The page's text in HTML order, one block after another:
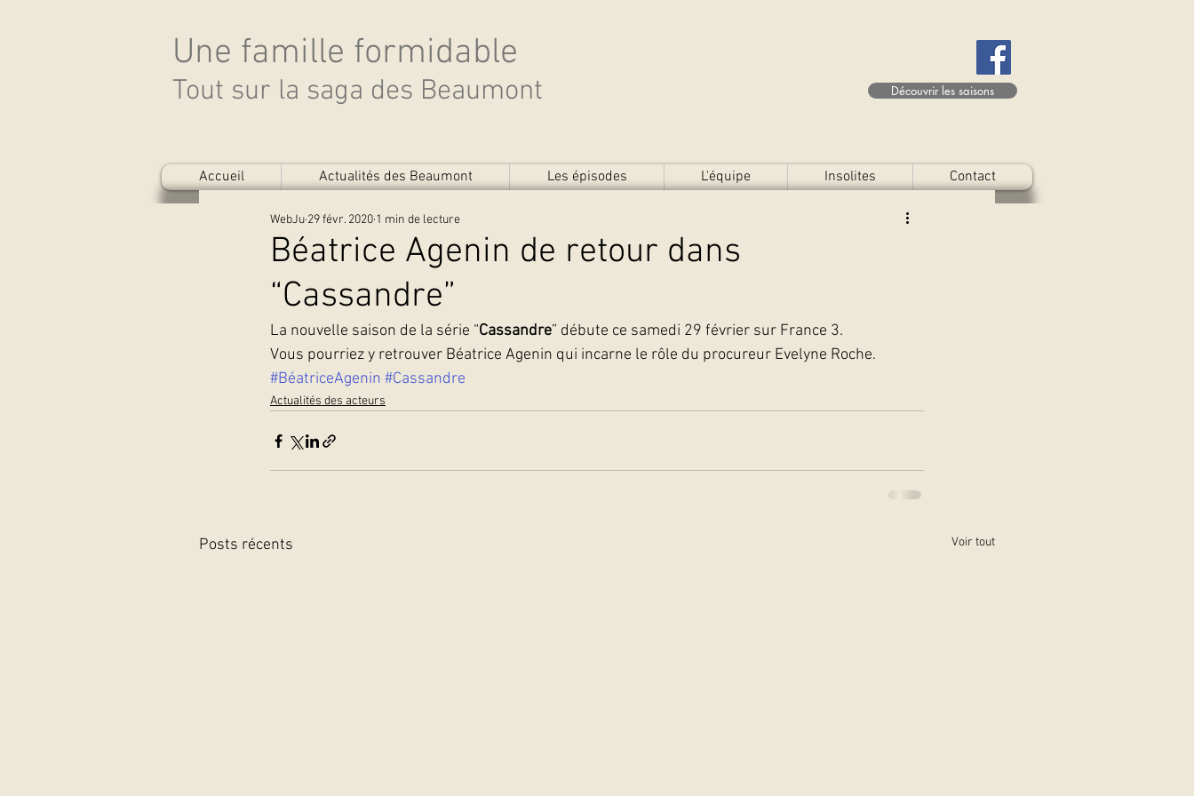
Une famille formidable
Tout sur la saga des Beaumont Découvrir les saisons
Accueil Actualités des Beaumont Les épisodes L'équipe Insolites Contact
Béatrice Agenin de retour dans
“Cassandre”
WebJu 29 févr. 2020 1 min de lecture
La nouvelle saison de la série “Cassandre” débute ce samedi 29 février sur France 3.
Vous pourriez y retrouver Béatrice Agenin qui incarne le rôle du procureur Evelyne Roche.
#BéatriceAgenin #Cassandre
Actualités des acteurs
Posts récents Voir tout